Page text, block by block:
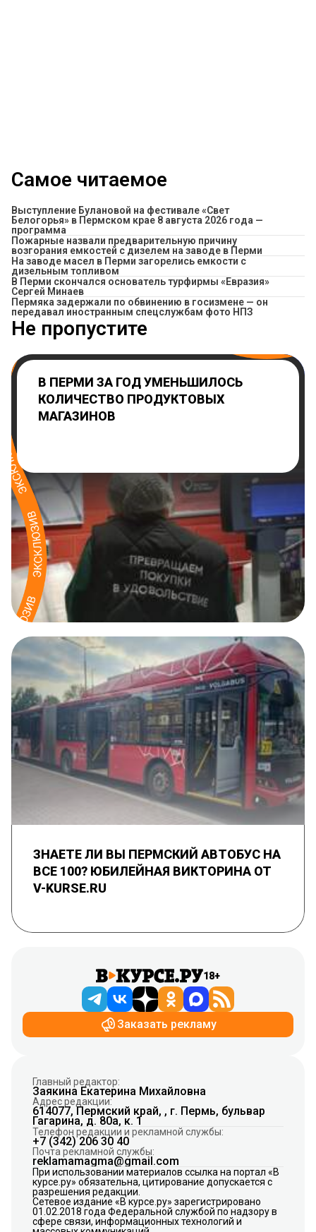
Самое читаемое
Выступление Булановой на фестивале «Свет
Белогорья» в Пермском крае 8 августа 2026 года —
программа
Пожарные назвали предварительную причину
возгорания емкостей с дизелем на заводе в Перми
На заводе масел в Перми загорелись емкости с
дизельным топливом
В Перми скончался основатель турфирмы «Евразия»
Сергей Минаев
Пермяка задержали по обвинению в госизмене — он
передавал иностранным спецслужбам фото НПЗ
Не пропустите
В ПЕРМИ ЗА ГОД УМЕНЬШИЛОСЬ
КОЛИЧЕСТВО ПРОДУКТОВЫХ
МАГАЗИНОВ
ЗНАЕТЕ ЛИ ВЫ ПЕРМСКИЙ АВТОБУС НА
ВСЕ 100? ЮБИЛЕЙНАЯ ВИКТОРИНА ОТ
V-KURSE.RU
18+
Заказать рекламу
Главный редактор:
Заякина Екатерина Михайловна
Адрес редакции:
614077, Пермский край, , г. Пермь, бульвар
Гагарина, д. 80а, к. 1
Телефон редакции и рекламной службы:
+7 (342) 206 30 40
Почта рекламной службы:
reklamamagma@gmail.com
При использовании материалов ссылка на портал «В
курсе.ру» обязательна, цитирование допускается с
разрешения редакции.
Сетевое издание «В курсе.ру» зарегистрировано
01.02.2018 года Федеральной службой по надзору в
сфере связи, информационных технологий и